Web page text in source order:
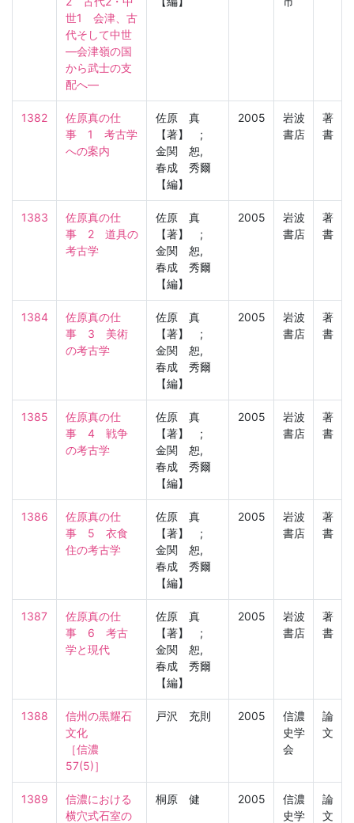
世1　会津、古
代そして中世
―会津嶺の国
から武士の支
配へ―
1382
佐原真の仕
事　1　考古学
への案内
佐原 真
【著】 ;
金関 恕,
春成 秀爾
【編】
2005
岩波
書店
著
書
1383
佐原真の仕
事　2　道具の
考古学
佐原 真
【著】 ;
金関 恕,
春成 秀爾
【編】
2005
岩波
書店
著
書
1384
佐原真の仕
事　3　美術
の考古学
佐原 真
【著】 ;
金関 恕,
春成 秀爾
【編】
2005
岩波
書店
著
書
1385
佐原真の仕
事　4　戦争
の考古学
佐原 真
【著】 ;
金関 恕,
春成 秀爾
【編】
2005
岩波
書店
著
書
1386
佐原真の仕
事　5　衣食
住の考古学
佐原 真
【著】 ;
金関 恕,
春成 秀爾
【編】
2005
岩波
書店
著
書
1387
佐原真の仕
事　6　考古
学と現代
佐原 真
【著】 ;
金関 恕,
春成 秀爾
【編】
2005
岩波
書店
著
書
1388
信州の黒耀石
文化
［信濃
57(5)］
戸沢 充則 2005
信濃
史学
会
論
文
1389
信濃における
横穴式石室の
桐原 健 2005
信濃
史学
論
文